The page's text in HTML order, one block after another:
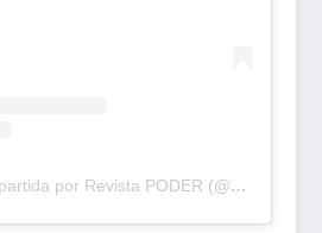
Una publicación compartida por Revista PODER (@revistapodercol)